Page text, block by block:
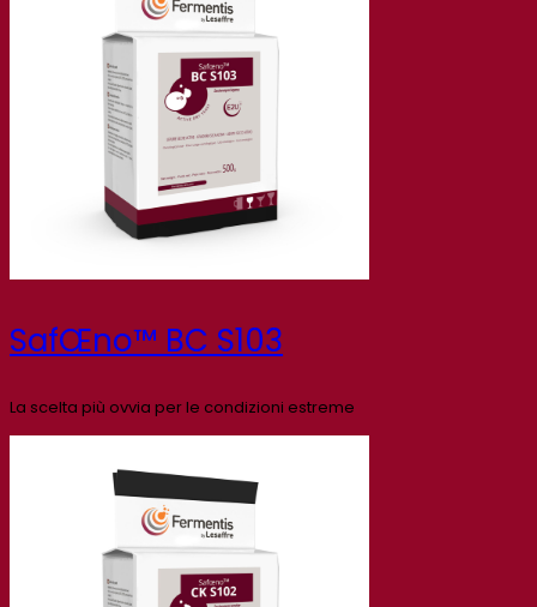
SafŒno™ BC S103
La scelta più ovvia per le condizioni estreme